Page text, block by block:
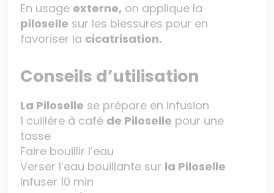
En usage externe, on applique la
piloselle sur les blessures pour en
favoriser la cicatrisation.
Conseils d’utilisation
La Piloselle se prépare en infusion
1 cuillère à café de Piloselle pour une
tasse
Faire bouillir l’eau
Verser l’eau bouillante sur la Piloselle
Infuser 10 min